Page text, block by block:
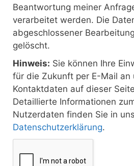
Beantwortung meiner
verarbeitet werden. Die
abgeschlossener
gelöscht.
Hinweis: Sie können Ihre
für die Zukunft per E-Mail an
Kontaktdaten auf dieser
Detaillierte Informationen
Nutzerdaten finden Sie in
Datenschutzerklärung.